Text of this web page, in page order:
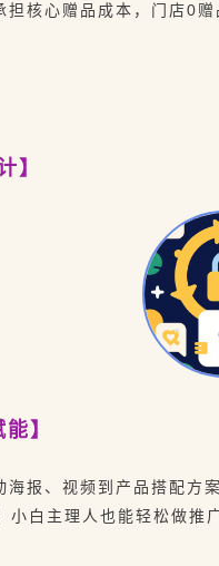
担核心赠品成本，门店0
】
】
海报、视频到产品搭配方
小白主理人也能轻松做推广